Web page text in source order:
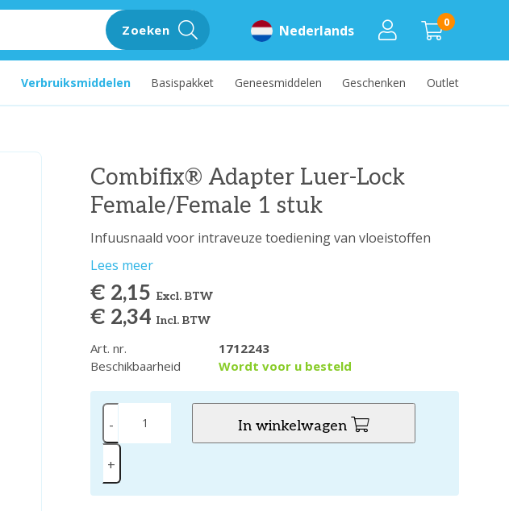
0
Nederlands
Zoeken
Verbruiksmiddelen Basispakket Geneesmiddelen Geschenken Outlet
Combifix® Adapter Luer-Lock
Female/Female 1 stuk
Infuusnaald voor intraveuze toediening van vloeistoffen
Lees meer
€ 2,15 Excl. BTW
€ 2,34Incl. BTW
Art. nr.
1712243
Beschikbaarheid
Wordt voor u besteld
-
+
In winkelwagen